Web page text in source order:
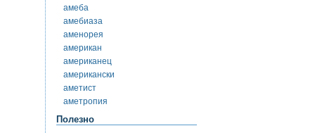
амеба
амебиаза
аменорея
американ
американец
американски
аметист
аметропия
Полезно